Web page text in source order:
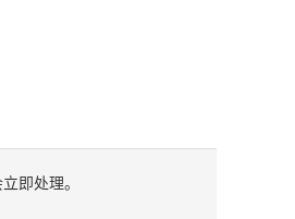
即处理。